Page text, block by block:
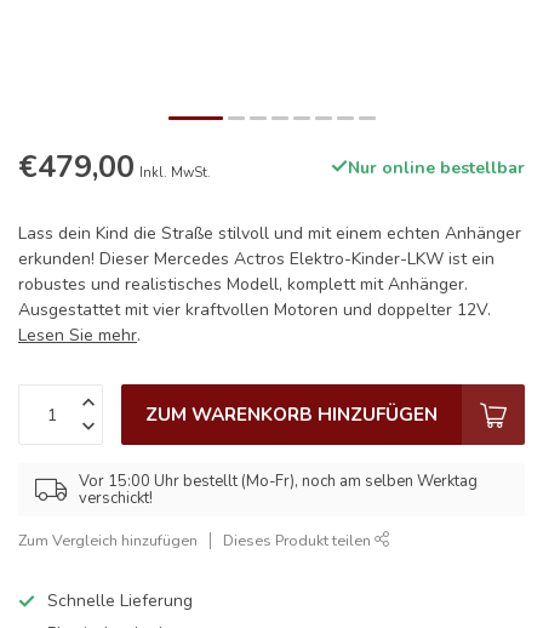
€479,00 Inkl. MwSt. Nur online bestellbar
Lass dein Kind die Straße stilvoll und mit einem echten Anhänger
erkunden! Dieser Mercedes Actros Elektro-Kinder-LKW ist ein
robustes und realistisches Modell, komplett mit Anhänger.
Ausgestattet mit vier kraftvollen Motoren und doppelter 12V.
Lesen Sie mehr.
ZUM WARENKORB HINZUFÜGEN
Vor 15:00 Uhr bestellt (Mo-Fr), noch am selben Werktag
verschickt!
Zum Vergleich hinzufügen Dieses Produkt teilen
Schnelle Lieferung